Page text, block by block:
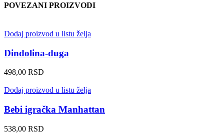
POVEZANI PROIZVODI
Dodaj proizvod u listu želja
Dindolina-duga
498,00 RSD
Dodaj proizvod u listu želja
Bebi igračka Manhattan
538,00 RSD